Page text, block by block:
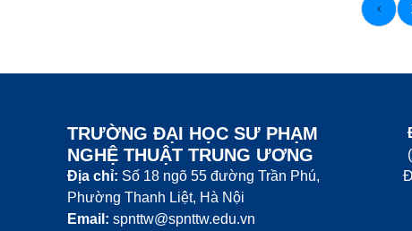
TRƯỜNG ĐẠI HỌC SƯ PHẠM
NGHỆ THUẬT TRUNG ƯƠNG
Địa chỉ: Số 18 ngõ 55 đường Trần Phú,
Phường Thanh Liệt, Hà Nội
Email: spnttw@spnttw.edu.vn